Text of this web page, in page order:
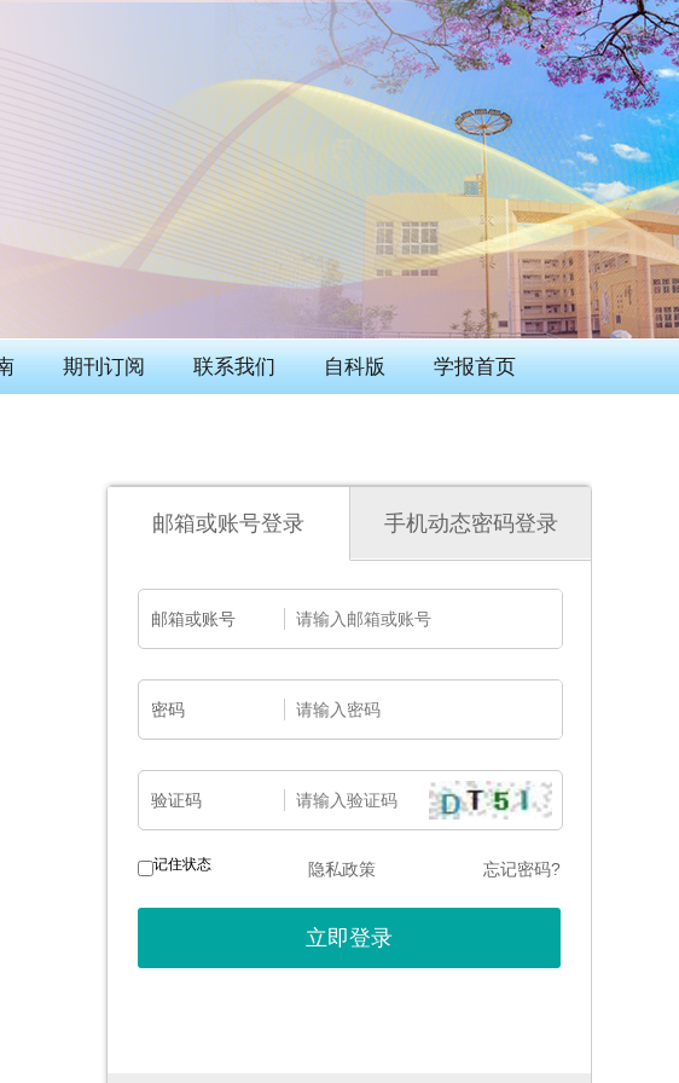
期刊订阅 联系我们 自科版 学报首页
邮箱或账号登录 手机动态密码登录
邮箱或账号
密码
验证码
记住状态 隐私政策 忘记密码?